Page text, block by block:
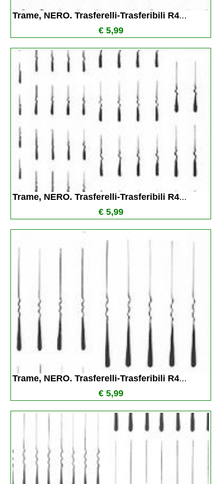
Trame, NERO. Trasferelli-Trasferibili R4...
€ 5,99
Trame, NERO. Trasferelli-Trasferibili R4...
€ 5,99
Trame, NERO. Trasferelli-Trasferibili R4...
€ 5,99